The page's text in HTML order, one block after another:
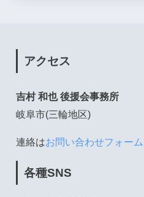
アクセス
吉村 和也 後援会事務所
岐阜市(三輪地区)
連絡はお問い合わせフォーム
各種SNS